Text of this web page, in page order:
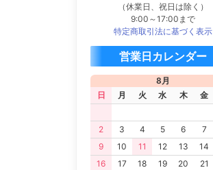
（休業日、祝日は除く）
9:00～17:00まで
特定商取引法に基づく表示
営業日カレンダー
8月
日
月 火 水 木 金
2
3 4 5 6 7
9
10 11 12 13 14
16
17 18 19 20 21